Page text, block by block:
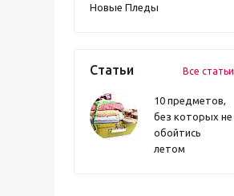
Новые Пледы
Статьи Все статьи
10 предметов,
без которых не
обойтись
летом